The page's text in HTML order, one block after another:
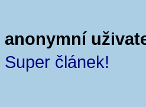
anonymní
Super článek!